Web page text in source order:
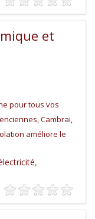
et
pour tous vos
Cambrai,
améliore le
,